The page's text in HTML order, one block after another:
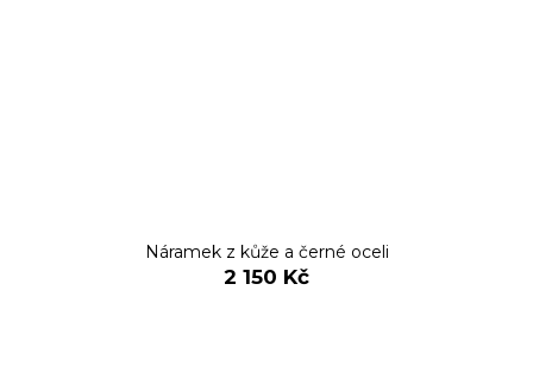
Náramek z kůže a černé oceli
2 150 Kč